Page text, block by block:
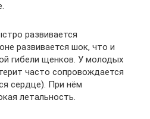
развивается
развивается шок, что и
гибели щенков. У молодых
часто сопровождается
сердце). При нём
летальность.